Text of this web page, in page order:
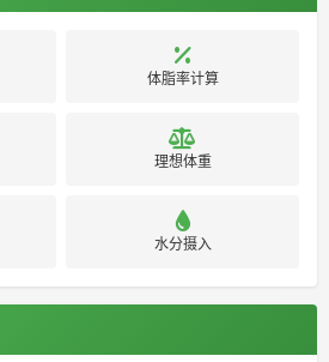
体脂率计算
理想体重
水分摄入